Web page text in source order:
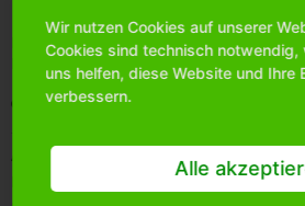
Bittemelden Sie sich an, um mehr
Produkt zu erhalten.
Merken
Artikel-Nr.:
0
Wir nutzen Cookies auf unserer
Cookies sind technisch notwendig,
uns helfen, diese Website und Ihre
verbessern.
Alle